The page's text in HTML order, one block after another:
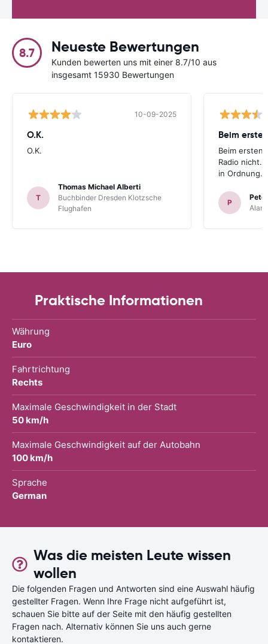
8.7 Neueste Bewertungen
Kunden bewerten uns mit einer 8.7/10 aus
insgesamt 15930 Bewertungen
10-09-2025
O.K.
O.K.
T
Thomas Michael Alberti
Buchbinder Dresden Klotzsche
Flughafen
Beim
Beim ersten
Radio nicht.
in Ordnung.
P
Praktische Informationen
Währung
Euro
Fahrtrichtung
Rechts
Maximale Geschwindigkeit in der Stadt
50 km/h
Maximale Geschwindigkeit auf der Autobahn
100 km/h
Sprache
German
Was die meisten Leute wissen
wollen
Die folgenden Fragen und Antworten sind eine Auswahl häufig
gestellter Fragen. Wenn Ihre Frage nicht aufgeführt ist,
schauen Sie bitte auf der Seite mit den häufig gestellten
Fragen nach. Alternativ können Sie uns auch gerne
kontaktieren.